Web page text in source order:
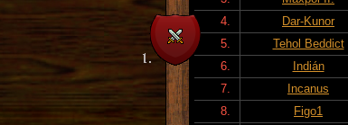
4.
Dar-Kunor
5.
Tehol Beddict
6.
Indián
7.
Incanus
8.
Figo1